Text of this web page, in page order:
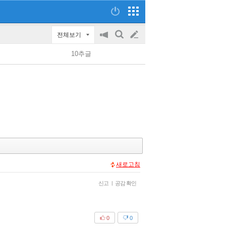
전체보기
공
on/off
검
글
쓰
10추글
새로고침
신고 | 공감 확인
0
0